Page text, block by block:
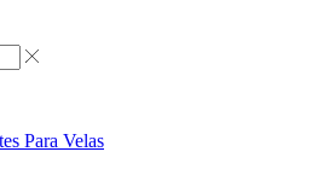
Para Velas